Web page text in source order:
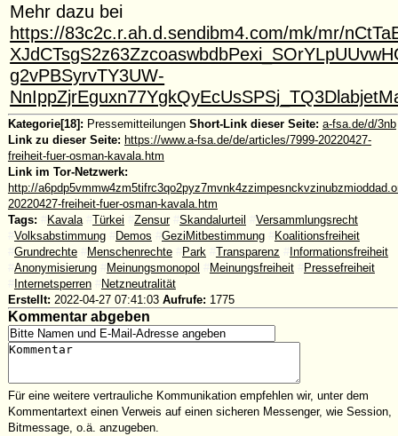
Mehr dazu bei
https://83c2c.r.ah.d.sendibm4.com/mk/mr/
g2vPBSyrvTY3UW-
Kategorie[18]: Pressemitteilungen Short-Link dieser Seite: a-fsa.de/d/3nb
Link zu dieser Seite: https://www.a-fsa.de/de/articles/7999-20220427-
freiheit-fuer-osman-kavala.htm
Link im Tor-Netzwerk:
http://
20220427-freiheit-fuer-osman-kavala.htm
Tags:
Kavala Türkei Zensur Skandalurteil
Versammlungsrecht
Volksabstimmung Demos GeziMitbestimmung
Koalitionsfreiheit
Grundrechte Menschenrechte Park Transparenz
Informationsfreiheit
Anonymisierung Meinungsmonopol Meinungsfreiheit
Pressefreiheit
Internetsperren
Netzneutralität
Erstellt: 2022-04-27 07:41:03 Aufrufe: 1775
Kommentar abgeben
Für eine weitere vertrauliche Kommunikation empfehlen wir, unter dem
Kommentartext einen Verweis auf einen sicheren Messenger, wie Session,
Bitmessage, o.ä. anzugeben.